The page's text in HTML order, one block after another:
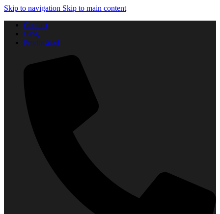
Skip to navigation Skip to main content
Contact
Blog
Producători